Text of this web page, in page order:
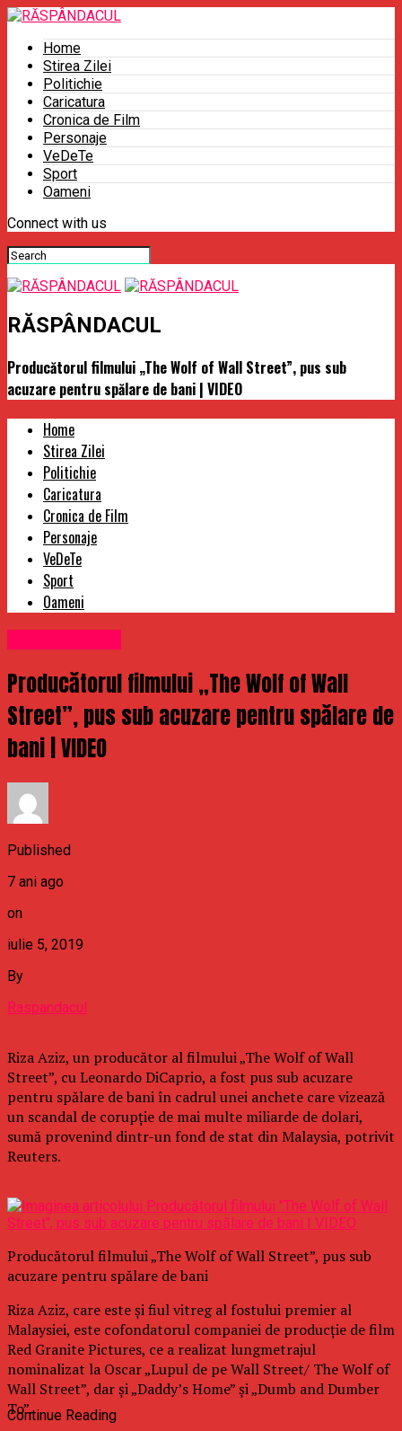
Home
Stirea Zilei
Politichie
Caricatura
Cronica de Film
Personaje
VeDeTe
Sport
Oameni
Connect with us
RĂSPÂNDACUL
Producătorul filmului „The Wolf of Wall Street”, pus sub
acuzare pentru spălare de bani | VIDEO
Home
Stirea Zilei
Politichie
Caricatura
Cronica de Film
Personaje
VeDeTe
Sport
Oameni
Producătorul filmului „The Wolf of Wall
Street”, pus sub acuzare pentru spălare de
bani | VIDEO
Published
7 ani ago
on
iulie 5, 2019
By
Raspandacul
Riza Aziz, un producător al filmului „The Wolf of Wall
Street”, cu Leonardo DiCaprio, a fost pus sub acuzare
pentru spălare de bani în cadrul unei anchete care vizează
un scandal de corupţie de mai multe miliarde de dolari,
sumă provenind dintr-un fond de stat din Malaysia, potrivit
Reuters.
Producătorul filmului „The Wolf of Wall Street”, pus sub
acuzare pentru spălare de bani
Riza Aziz, care este şi fiul vitreg al fostului premier al
Malaysiei, este cofondatorul companiei de producţie de film
Red Granite Pictures, ce a realizat lungmetrajul
nominalizat la Oscar „Lupul de pe Wall Street/ The Wolf of
Wall Street”, dar şi „Daddy’s Home” şi „Dumb and Dumber
To”.
Continue Reading